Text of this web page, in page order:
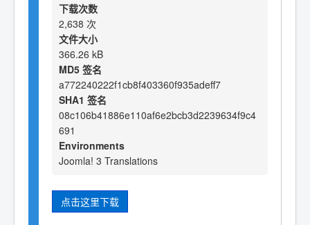
下载次数
2,638 次
文件大小
366.26 kB
MD5 签名
a772240222f1cb8f403360f935adeff7
SHA1 签名
08c106b41886e110af6e2bcb3d2239634f9c4
691
Environments
Joomla! 3 Translations
点击这里下载